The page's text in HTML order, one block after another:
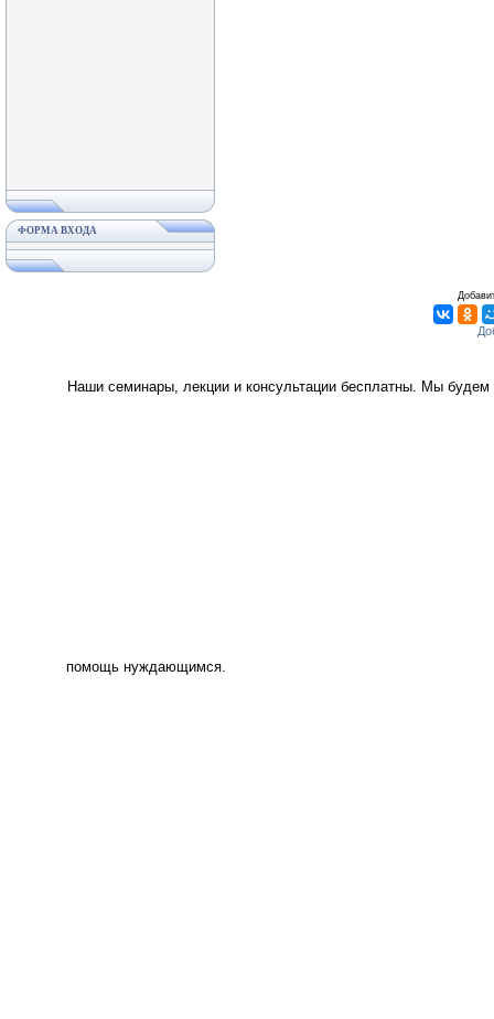
ФОРМА ВХОДА
Наши семинары, лекции и консультации бесплатны. Мы
помощь нуждающимся.